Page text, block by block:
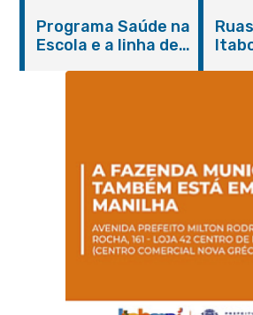
serviços gratuitos e
orientações
Programa Saúde na
Escola e a linha de
Magalhães Seabra